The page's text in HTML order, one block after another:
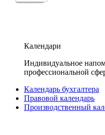
Календари
Индивидуальное
профессиональной
Календарь бухгалтера
Правовой календарь
Производственный